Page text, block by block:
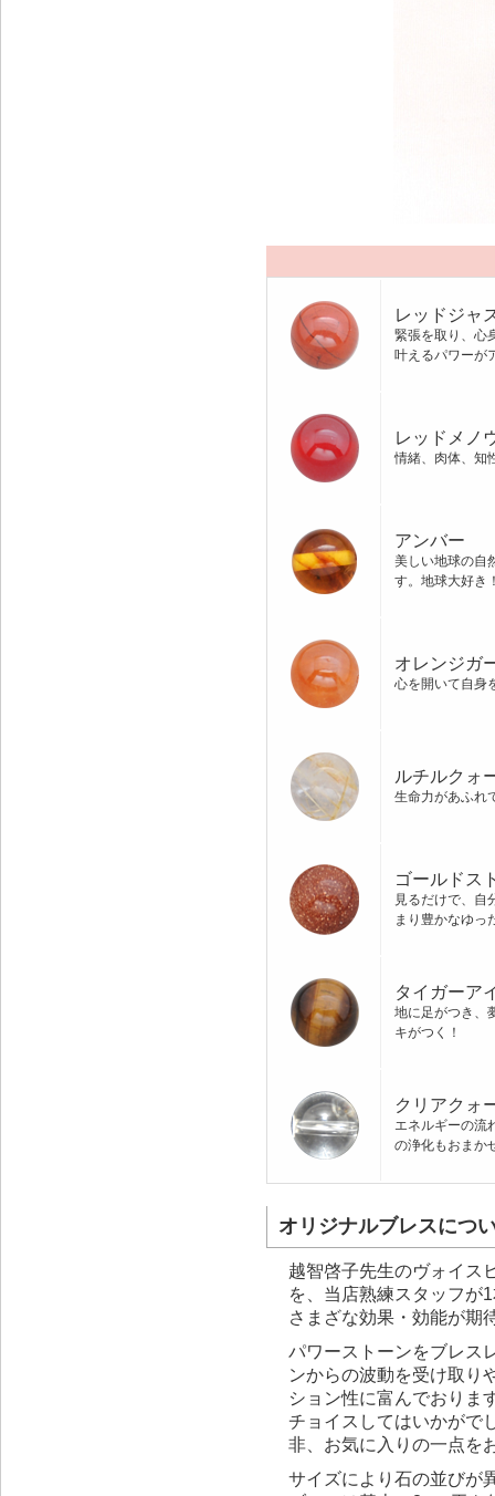
レッドジャ
緊張を取り、心
叶えるパワーが
レッドメノ
情緒、肉体、知
アンバー
美しい地球の自
す。地球大好き
オレンジガ
心を開いて自身
ルチルクォ
生命力があふれ
ゴールドス
見るだけで、自
まり豊かなゆっ
タイガーア
地に足がつき、
キがつく！
クリアクォ
エネルギーの流
の浄化もおまか
オリジナルブレスにつ
越智啓子先生のヴォイス
を、当店熟練スタッフが
さまざな効果・効能が期
パワーストーンをブレス
ンからの波動を受け取り
ション性に富んでおりま
チョイスしてはいかがで
非、お気に入りの一点を
サイズにより石の並びが